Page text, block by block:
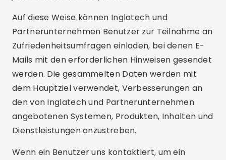
Auf diese Weise können Inglatech und
Partnerunternehmen Benutzer zur Teilnahme an
Zufriedenheitsumfragen einladen, bei denen E-
Mails mit den erforderlichen Hinweisen gesendet
werden. Die gesammelten Daten werden mit
dem Hauptziel verwendet, Verbesserungen an
den von Inglatech und Partnerunternehmen
angebotenen Systemen, Produkten, Inhalten und
Dienstleistungen anzustreben.
Wenn ein Benutzer uns kontaktiert, um ein